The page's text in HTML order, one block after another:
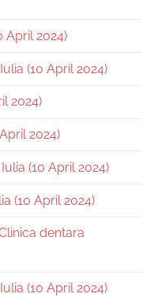
April 2024)
(10 April 2024)
2024)
2024)
(10 April 2024)
(10 April 2024)
dentara
(10 April 2024)